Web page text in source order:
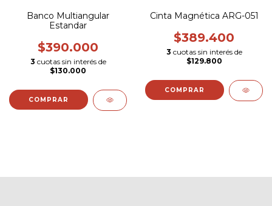
Banco Multiangular
Estandar
$390.000
3 cuotas sin interés de
$130.000
Cinta Magnética ARG-051
$389.400
3 cuotas sin interés de
$129.800